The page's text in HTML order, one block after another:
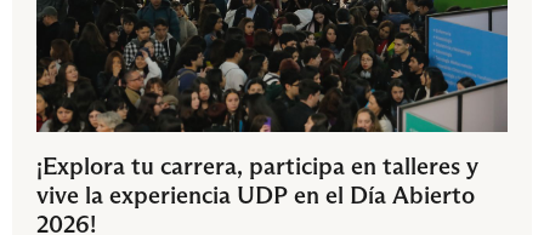
¡Explora tu carrera, participa en talleres y
vive la experiencia UDP en el Día Abierto
2026!